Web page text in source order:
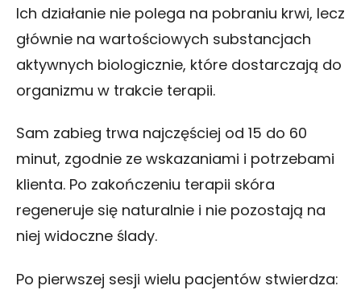
Ich działanie nie polega na pobraniu krwi, lecz
głównie na wartościowych substancjach
aktywnych biologicznie, które dostarczają do
organizmu w trakcie terapii.
Sam zabieg trwa najczęściej od 15 do 60
minut, zgodnie ze wskazaniami i potrzebami
klienta. Po zakończeniu terapii skóra
regeneruje się naturalnie i nie pozostają na
niej widoczne ślady.
Po pierwszej sesji wielu pacjentów stwierdza: